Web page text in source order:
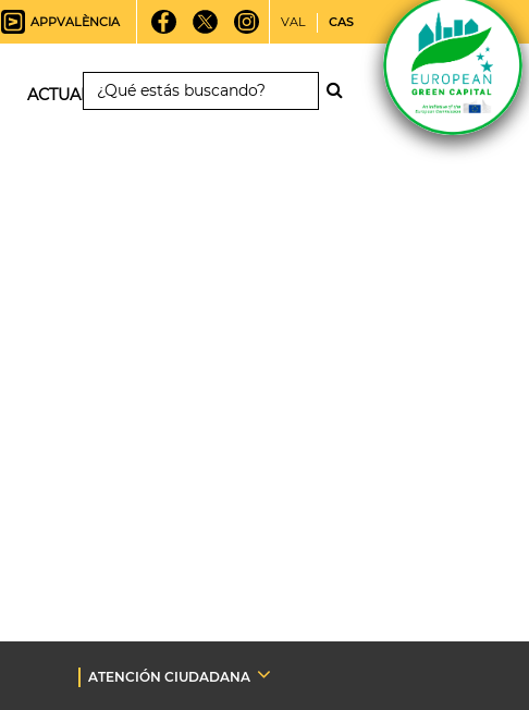
APPVALÈNCIA VAL CAS
ACTUALIDAD
ATENCIÓN CIUDADANA